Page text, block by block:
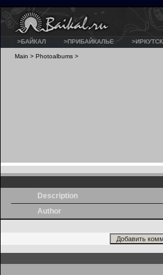
>БАЙКАЛ >ПРИБАЙКАЛЬЕ >ИРКУТСК
Main > Photoalbums >
Description
Author